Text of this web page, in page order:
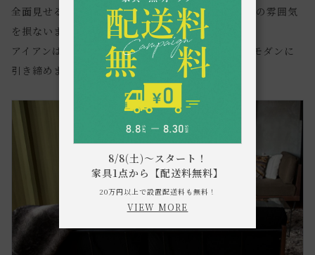
全面見せることができ、360°どこから見てもお部屋の雰囲気
を損ないません。
アイアンは重厚感ある黒塗装を施し、ソファ全体をモダンに
引き締めます。
8/8(土)～スタート！
家具1点から【配送料無料】
20万円以上で設置配送料も無料！
VIEW MORE